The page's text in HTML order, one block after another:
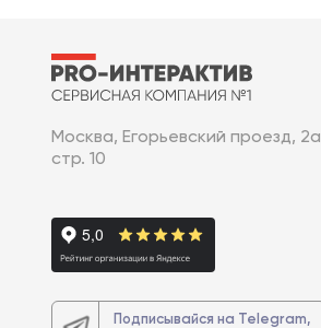
Москва, Егорьевский проезд, 2а
стр. 10
Подписывайся на Telegram,